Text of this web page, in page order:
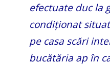
efectuate duc la
condiționat
pe casa scări
bucătăria ap în